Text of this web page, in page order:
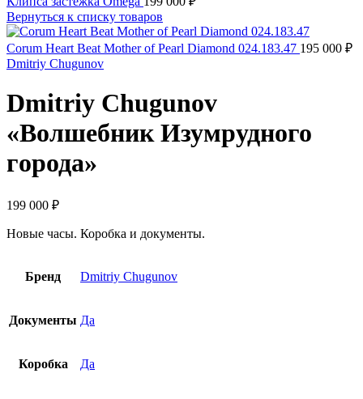
Вернуться к списку товаров
Corum Heart Beat Mother of Pearl Diamond 024.183.47 195 000 ₽
Dmitriy Сhugunоv
Dmitriy Сhugunоv
«Волшeбник Изумруднoго
гoрода»
199 000 ₽
Новые часы. Коробка и документы.
Бренд Dmitriy Сhugunоv
Документы Да
Коробка Да